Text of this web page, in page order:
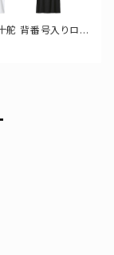
舵 背番号入りロゴ
ツ 半袖 選手還元 3
サイズ 000300